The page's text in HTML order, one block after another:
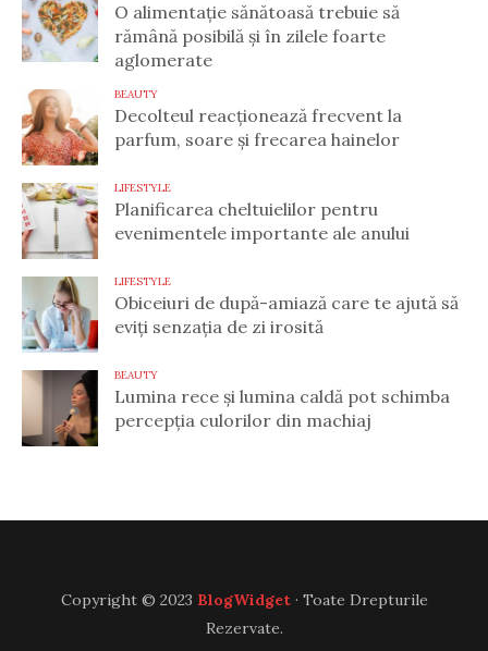
O alimentație sănătoasă trebuie să
rămână posibilă și în zilele foarte
aglomerate
BEAUTY
Decolteul reacționează frecvent la
parfum, soare și frecarea hainelor
LIFESTYLE
Planificarea cheltuielilor pentru
evenimentele importante ale anului
LIFESTYLE
Obiceiuri de după-amiază care te ajută să
eviți senzația de zi irosită
BEAUTY
Lumina rece și lumina caldă pot schimba
percepția culorilor din machiaj
Copyright © 2023 BlogWidget· Toate Drepturile
Rezervate.